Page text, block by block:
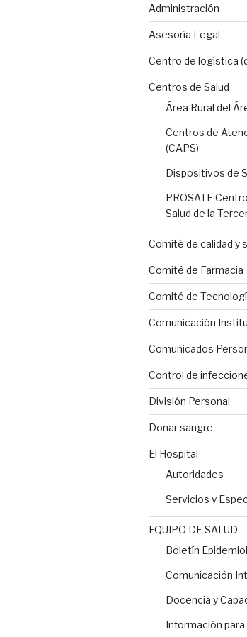
Administración
Asesoría Legal
Centro de logística
Centros de Salud
Área Rural del
Centros de
(CAPS)
Dispositivos de
PROSATE
Salud de la
Comité de calidad y
Comité de Farmacia
Comité de
Comunicación
Comunicados
Control de
División Personal
Donar sangre
El Hospital
Autoridades
Servicios y
EQUIPO DE SALUD
Boletín
Comunicación
Docencia y
Información